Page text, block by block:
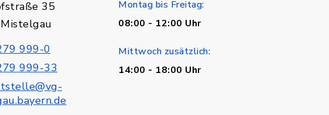
35
999-0
999-33
Montag bis Freitag:
08:00 - 12:00 Uhr
Mittwoch zusätzlich:
14:00 - 18:00 Uhr